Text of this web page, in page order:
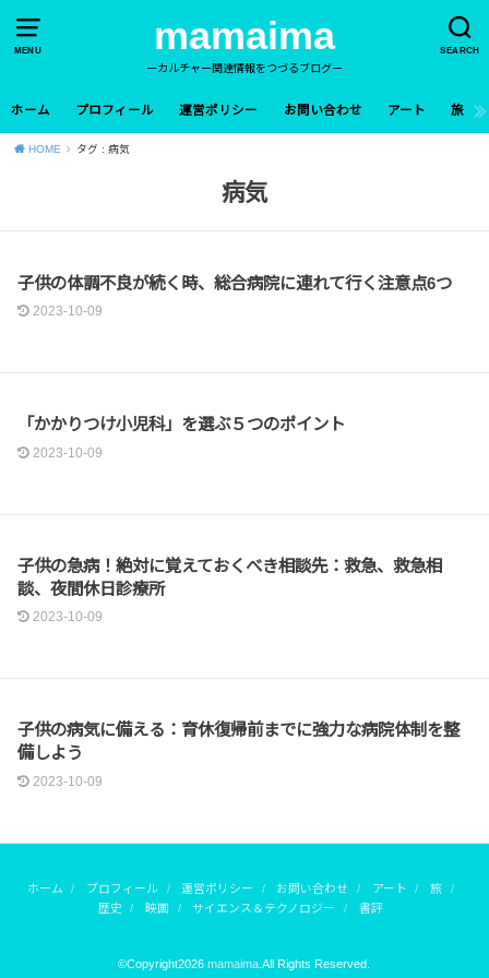
MENU SEARCH
mamaima
ーカルチャー関連情報をつづるブログー
ホーム プロフィール 運営ポリシー お問い合わせ アート 旅
HOME タグ : 病気
病気
子供の体調不良が続く時、総合病院に連れて行く注意点6つ
2023-10-09
「かかりつけ小児科」を選ぶ５つのポイント
2023-10-09
子供の急病！絶対に覚えておくべき相談先：救急、救急相
談、夜間休日診療所
2023-10-09
子供の病気に備える：育休復帰前までに強力な病院体制を整
備しよう
2023-10-09
ホーム プロフィール 運営ポリシー お問い合わせ アート
旅
歴史
映画 サイエンス＆テクノロジー 書評
©Copyright2026mamaima .All Rights Reserved.